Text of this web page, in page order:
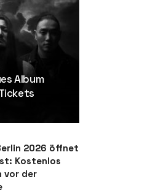
Album
2026 öffnet
Kostenlos
vor der